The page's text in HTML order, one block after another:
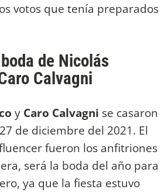
votos que tenía preparados
de Nicolás
Calvagni
y Caro Calvagni se casaron
de diciembre del 2021. El
fueron los anfitriones
será la boda del año para
ya que la fiesta estuvo